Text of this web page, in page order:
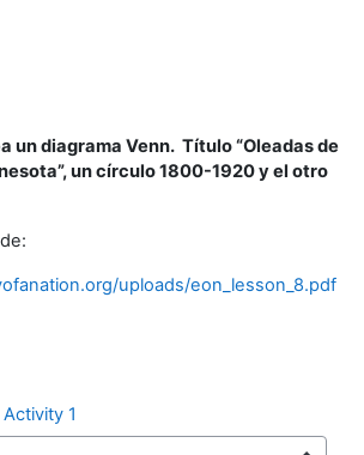
un diagrama Venn. Título “Oleadas de
un círculo 1800-1920 y el otro
uploads/eon_lesson_8.pdf
1